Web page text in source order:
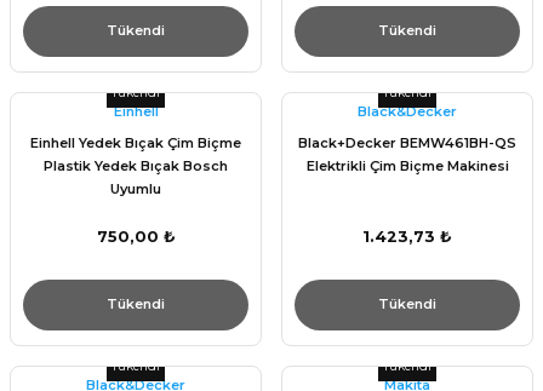
Tükendi Tükendi
Tükendi
Einhell
Einhell Yedek Bıçak Çim Biçme
Plastik Yedek Bıçak Bosch
Uyumlu
750,00 ₺
Tükendi
Tükendi
Black&Decker
Black+Decker BEMW461BH-QS
Elektrikli Çim Biçme Makinesi
1.423,73 ₺
Tükendi
Tükendi
Black&Decker
Tükendi
Makita